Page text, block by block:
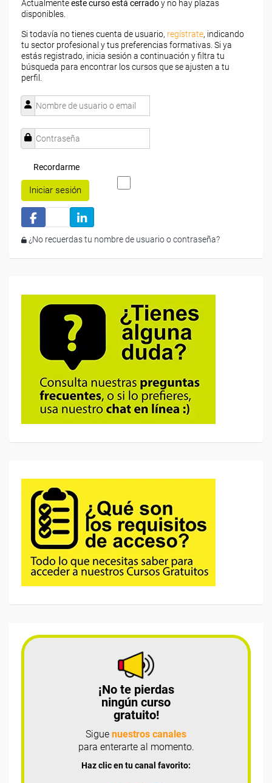
Actualmenteeste curso está cerradoy no hay plazas
disponibles.
Si todavía no tienes cuenta de usuario, regístrate, indicando
tu sector profesional y tus preferencias formativas. Si ya
estás registrado, inicia sesión a continuación y filtra tu
búsqueda para encontrar los cursos que se ajusten a tu
perfil.
Recordarme
Iniciar sesión
¿No recuerdas tu nombre de usuario o contraseña?
¡No te pierdas
ningún curso
gratuito!
Sigue nuestros canales
para enterarte al momento.
Haz clic en tu canal favorito: